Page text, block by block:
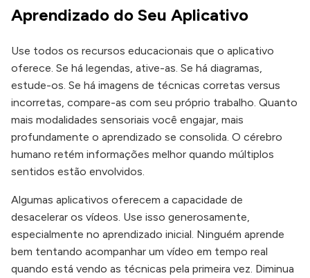
Aprendizado do Seu Aplicativo
Use todos os recursos educacionais que o aplicativo
oferece. Se há legendas, ative-as. Se há diagramas,
estude-os. Se há imagens de técnicas corretas versus
incorretas, compare-as com seu próprio trabalho. Quanto
mais modalidades sensoriais você engajar, mais
profundamente o aprendizado se consolida. O cérebro
humano retém informações melhor quando múltiplos
sentidos estão envolvidos.
Algumas aplicativos oferecem a capacidade de
desacelerar os vídeos. Use isso generosamente,
especialmente no aprendizado inicial. Ninguém aprende
bem tentando acompanhar um vídeo em tempo real
quando está vendo as técnicas pela primeira vez. Diminua